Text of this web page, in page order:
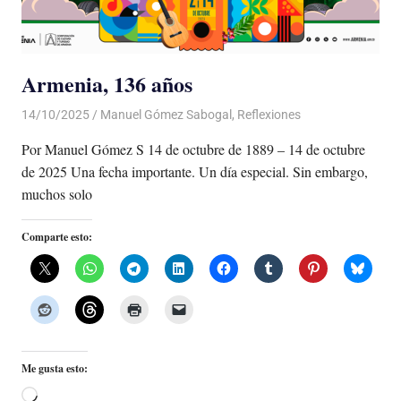
Armenia, 136 años
14/10/2025 De todo un Poco
Manuel Gómez Sabogal , Reflexiones
Por Manuel Gómez S 14 de octubre de 1889 – 14 de octubre
de 2025 Una fecha importante. Un día especial. Sin embargo,
muchos solo
Comparte esto:
Me gusta esto:
Cargando...